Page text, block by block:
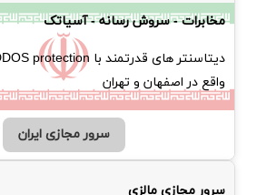
مخابرات - سروش رسانه - آسیاتک
دیتاسنتر های قدرتمند با DDOS protection
واقع در اصفهان و تهران
سرور مجازی ایران
سرور مجازی مالزی